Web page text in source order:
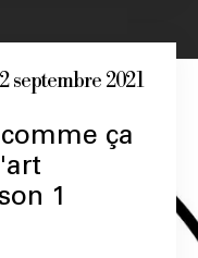
septembre 2021
ça
1